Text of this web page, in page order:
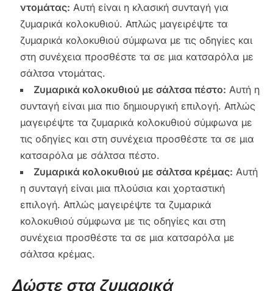
ντομάτας: Αυτή είναι η κλασική συνταγή για
ζυμαρικά κολοκυθιού. Απλώς μαγειρέψτε τα
ζυμαρικά κολοκυθιού σύμφωνα με τις οδηγίες και
στη συνέχεια προσθέστε τα σε μια κατσαρόλα με
σάλτσα ντομάτας.
Ζυμαρικά κολοκυθιού με σάλτσα πέστο: Αυτή η
συνταγή είναι μια πιο δημιουργική επιλογή. Απλώς
μαγειρέψτε τα ζυμαρικά κολοκυθιού σύμφωνα με
τις οδηγίες και στη συνέχεια προσθέστε τα σε μια
κατσαρόλα με σάλτσα πέστο.
Ζυμαρικά κολοκυθιού με σάλτσα κρέμας: Αυτή
η συνταγή είναι μια πλούσια και χορταστική
επιλογή. Απλώς μαγειρέψτε τα ζυμαρικά
κολοκυθιού σύμφωνα με τις οδηγίες και στη
συνέχεια προσθέστε τα σε μια κατσαρόλα με
σάλτσα κρέμας.
Δώστε στα ζυμαρικά